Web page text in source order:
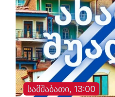
სამშაბათი, 13:00